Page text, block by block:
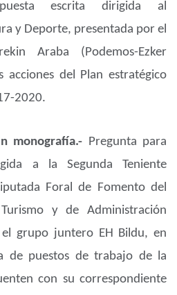
escrita dirigida al
y Deporte, presentada por el
Araba (Podemos-Ezker
acciones del Plan estratégico
2020.
monografía.- Pregunta para
a la Segunda Teniente
Foral de Fomento del
y de Administración
grupo juntero EH Bildu, en
de puestos de trabajo de la
con su correspondiente